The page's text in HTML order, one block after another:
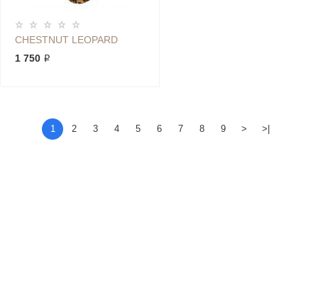
CHESTNUT LEOPARD
1 750 ₽
1 2 3 4 5 6 7 8 9 > >|